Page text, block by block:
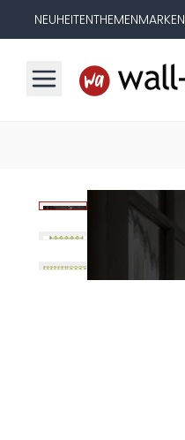
NEUHEITENTHEMENMARKEN